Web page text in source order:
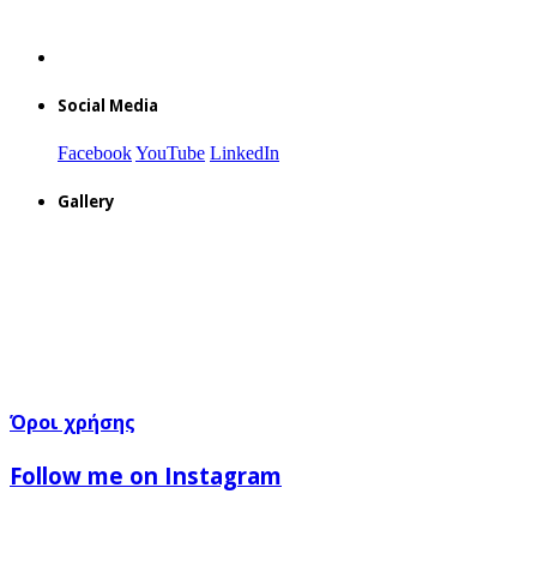
Social Media
FacebookYouTube LinkedIn
Gallery
Όροι χρήσης
Follow me on Instagram